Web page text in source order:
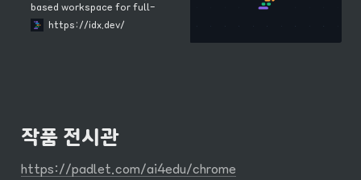
based workspace for full-
stack application
development, complete with
https://idx.dev/
작품 전시관
https://padlet.com/ai4edu/chrome